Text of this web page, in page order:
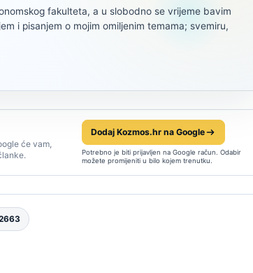
fakulteta, a u slobodno se vrijeme bavim
i pisanjem o mojim omiljenim temama; svemiru,
će vam,
Dodaj Kozmos.hr na Google
Potrebno je biti prijavljen na Google račun. Odabir
možete promijeniti u bilo kojem trenutku.